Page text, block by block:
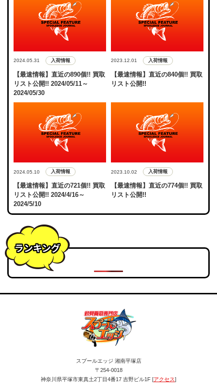
2024.05.31 入荷情報
【最速情報】直近の890個!! 買取
リスト公開!! 2024/05/11～
2024/05/30
2023.12.01 入荷情報
【最速情報】直近の840個!! 買取
リスト公開!!
2024.05.10 入荷情報
【最速情報】直近の721個!! 買取
リスト公開!! 2024/4/16～
2024/5/10
2023.10.02 入荷情報
【最速情報】直近の774個!! 買取
リスト公開!!
ランキング
スプールエッジ 湘南平塚店
〒254-0018
神奈川県平塚市東真土2丁目4番17 吉野ビル1F [アクセス]